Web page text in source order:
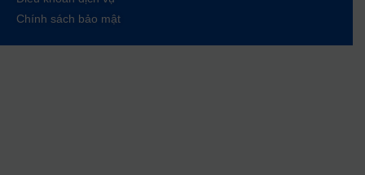
Chính sách bảo mật